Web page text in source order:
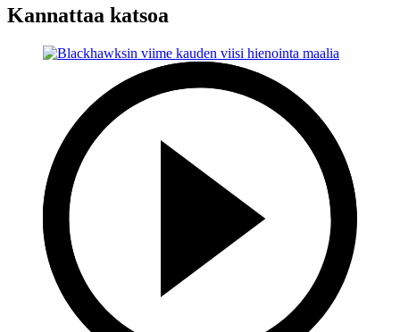
Kannattaa katsoa